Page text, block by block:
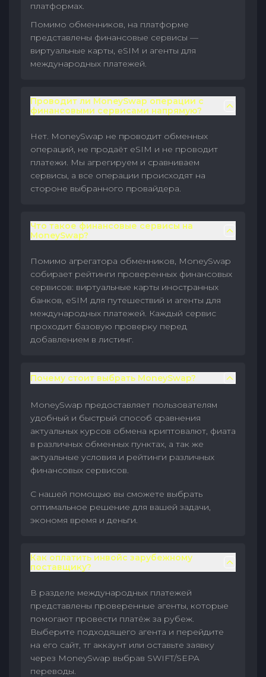
платформах.
Помимо обменников, на платформе
представлены финансовые сервисы —
виртуальные карты, eSIM и агенты для
международных платежей.
Проводит ли MoneySwap операции с
финансовыми сервисами напрямую?
Нет. MoneySwap не проводит обменных
операций, не продаёт eSIM и не проводит
платежи. Мы агрегируем и сравниваем
сервисы, а все операции происходят на
стороне выбранного провайдера.
Что такое финансовые сервисы на
MoneySwap?
Помимо агрегатора обменников, MoneySwap
собирает рейтинги проверенных финансовых
сервисов: виртуальные карты иностранных
банков, eSIM для путешествий и агенты для
международных платежей. Каждый сервис
проходит базовую проверку перед
добавлением в листинг.
Почему стоит выбрать MoneySwap?
MoneySwap предоставляет пользователям
удобный и быстрый способ сравнения
актуальных курсов обмена криптовалют, фиата
в различных обменных пунктах, а так же
актуальные условия и рейтинги различных
финансовых сервисов.
С нашей помощью вы сможете выбрать
оптимальное решение для вашей задачи,
экономя время и деньги.
Как оплатить инвойс зарубежному
поставщику?
В разделе международных платежей
представлены проверенные агенты, которые
помогают провести платёж за рубеж.
Выберите подходящего агента и перейдите
на его сайт, тг аккаунт или оставьте заявку
через MoneySwap выбрав SWIFT/SEPA
переводы.